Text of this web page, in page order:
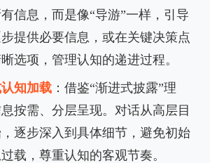
信息，而是像“导游”一样，引导
提供必要信息，或在关键决策点
选项，管理认知的递进过程。
知加载 ：借鉴“渐进式披露”理
按需、分层呈现。对话从高层目
逐步深入到具体细节，避免初始
载，尊重认知的客观节奏。